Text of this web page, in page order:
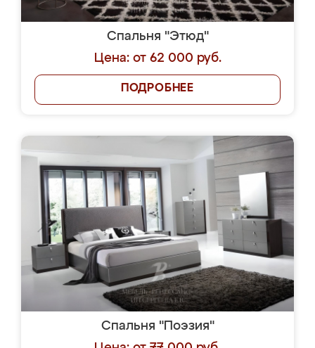
Спальня "Этюд"
Цена: от 62 000 руб.
ПОДРОБНЕЕ
Спальня "Поэзия"